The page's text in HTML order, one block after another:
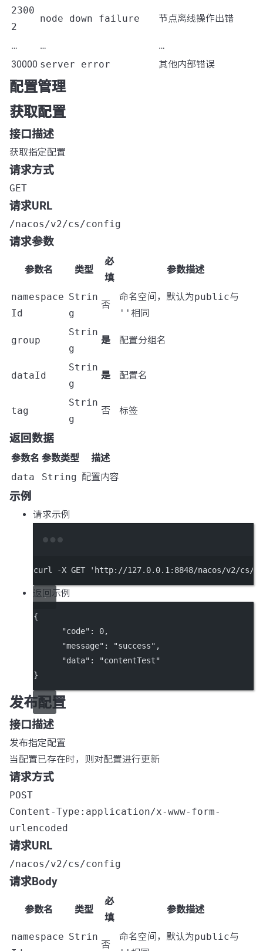
2300
2
node down failure 节点离线操作出错
… …
…
30000 server error 其他内部错误
配置管理
获取配置
接口描述
获取指定配置
请求方式
GET
请求URL
/nacos/v2/cs/config
请求参数
参数名 类型
必
填
参数描述
namespace
Id
Strin
g
否
命名空间，默认为public与
'' 相同
group
Strin
g
是 配置分组名
dataId
Strin
g
是 配置名
tag
Strin
g
否 标签
返回数据
参数名 参数类型
描述
data
String 配置内容
示例
请求示例
curl -X GET 'http://127.0.0.1:8848/nacos/v2/cs/
返回示例
{
"code" : 0,
"message" : "success" ,
"data" :
"contentTest"
}
发布配置
接口描述
发布指定配置
当配置已存在时，则对配置进行更新
请求方式
POST
Content-Type:application/x-www-form-
urlencoded
请求URL
/nacos/v2/cs/config
请求Body
参数名 类型
必
填
参数描述
namespace Strin
否
命名空间，默认为public与